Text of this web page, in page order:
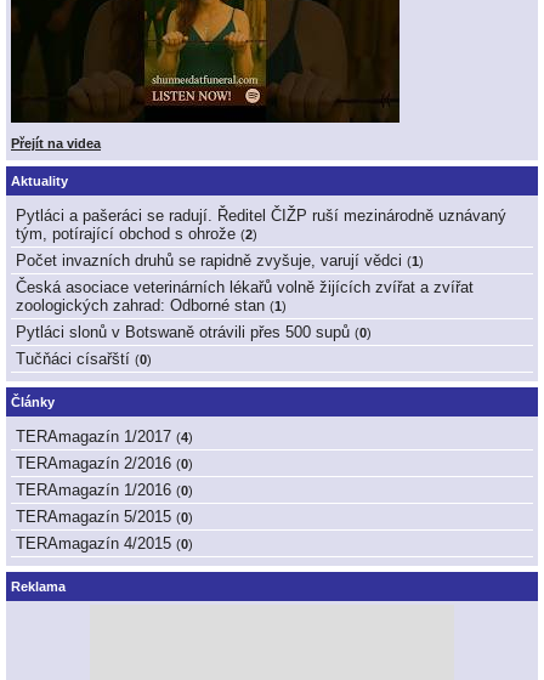
Přejít na videa
Aktuality
Pytláci a pašeráci se radují. Ředitel ČIŽP ruší mezinárodně uznávaný
tým, potírající obchod s ohrože (2)
Počet invazních druhů se rapidně zvyšuje, varují vědci (1 )
Česká asociace veterinárních lékařů volně žijících zvířat a zvířat
zoologických zahrad: Odborné stan (1 )
Pytláci slonů v Botswaně otrávili přes 500 supů (0)
Tučňáci císařští (0)
Články
TERAmagazín 1/2017 (4)
TERAmagazín 2/2016 (0)
TERAmagazín 1/2016 (0)
TERAmagazín 5/2015 (0)
TERAmagazín 4/2015 (0)
Reklama